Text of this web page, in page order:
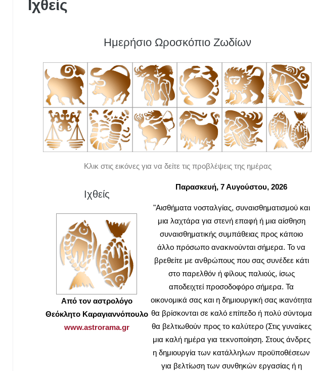
Ιχθείς
Ημερήσιο Ωροσκόπιο Ζωδίων
Κλικ στις εικόνες για να δείτε τις προβλέψεις της ημέρας
Ιχθείς
Από τον αστρολόγο
Θεόκλητο Καραγιαννόπουλο
www.astrorama.gr
Παρασκευή, 7 Αυγούστου, 2026
"Αισθήματα νοσταλγίας, συναισθηματισμού και
μια λαχτάρα για στενή επαφή ή μια αίσθηση
συναισθηματικής συμπάθειας προς κάποιο
άλλο πρόσωπο ανακινούνται σήμερα. Το να
βρεθείτε με ανθρώπους που σας συνέδεε κάτι
στο παρελθόν ή φίλους παλιούς, ίσως
αποδειχτεί προσοδοφόρο σήμερα. Τα
οικονομικά σας και η δημιουργική σας ικανότητα
θα βρίσκονται σε καλό επίπεδο ή πολύ σύντομα
θα βελτιωθούν προς το καλύτερο (Στις γυναίκες
μια καλή ημέρα για τεκνοποίηση. Στους άνδρες
η δημιουργία των κατάλληλων προϋποθέσεων
για βελτίωση των συνθηκών εργασίας ή η